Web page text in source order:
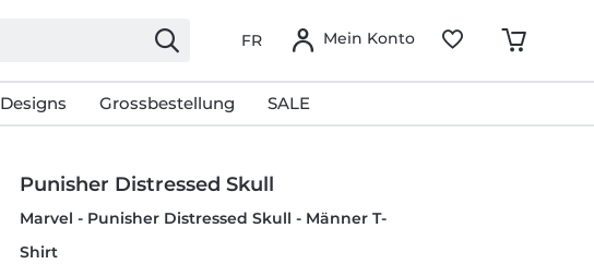
FR Mein Konto
Designs Grossbestellung SALE
Punisher Distressed Skull
Marvel - Punisher Distressed Skull - Männer T-
Shirt